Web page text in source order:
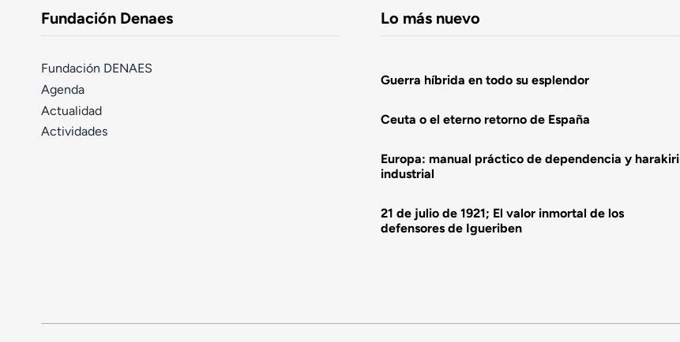
Fundación Denaes
Fundación DENAES
Agenda
Actualidad
Actividades
Lo más nuevo
Guerra híbrida en todo su esplendor
Ceuta o el eterno retorno de España
Europa: manual práctico de dependencia y harakiri
industrial
21 de julio de 1921; El valor inmortal de los
defensores de Igueriben